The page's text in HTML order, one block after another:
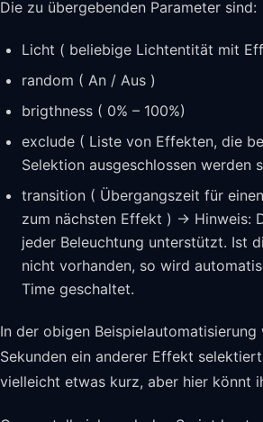
Die zu übergebenden Parameter sind:
Licht ( beliebige Lichtentität mit
random ( An / Aus )
brigthness ( 0% – 100%)
exclude ( Liste von Effekten, die
Selektion ausgeschlossen werden
transition ( Übergangszeit für
zum nächsten Effekt ) -> Hinweis:
jeder Beleuchtung unterstützt. Ist
nicht vorhanden, so wird
Time geschaltet.
In der obigen
Sekunden ein anderer Effekt
vielleicht etwas kurz, aber hier könnt